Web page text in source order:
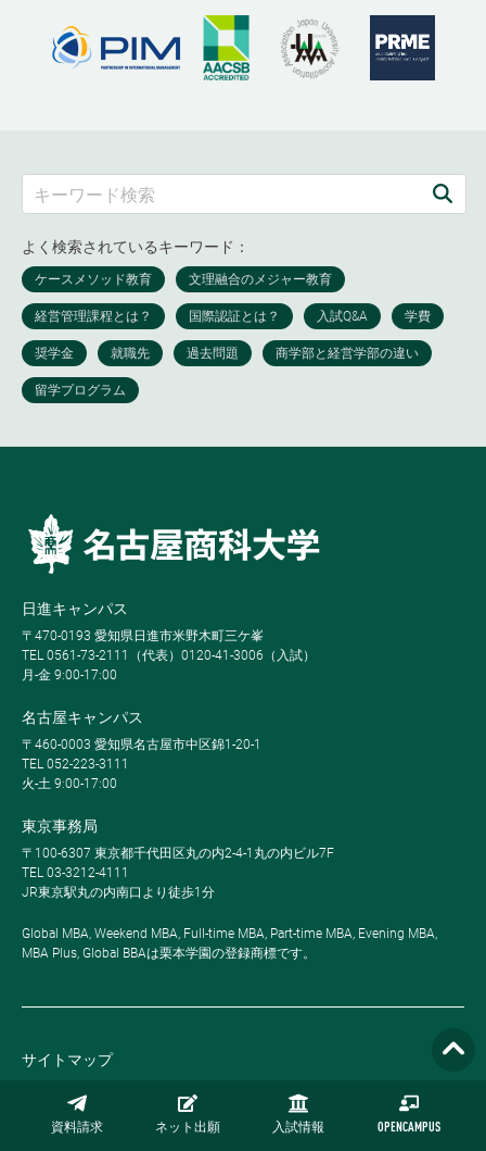
資料請求 ネット出願 入試情報 OPENCAMPUS
よく検索されているキーワード：
日進キャンパス
〒470-0193 愛知県日進市米野木町三ケ峯
TEL 0561-73-2111（代表）0120-41-3006（入試）
月-金 9:00-17:00
名古屋キャンパス
〒460-0003 愛知県名古屋市中区錦1-20-1
TEL 052-223-3111
火-土 9:00-17:00
東京事務局
〒100-6307 東京都千代田区丸の内2-4-1丸の内ビル7F
TEL 03-3212-4111
JR東京駅丸の内南口より徒歩1分
Global MBA, Weekend MBA, Full-time MBA, Part-time MBA, Evening MBA,
MBA Plus, Global BBAは栗本学園の登録商標です。
サイトマップ
プライバシーポリシー